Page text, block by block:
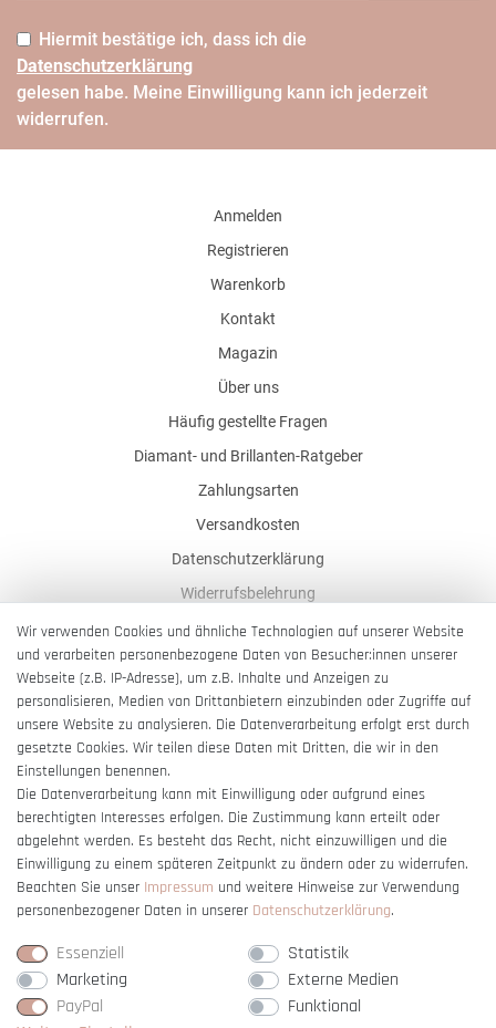
Hiermit bestätige ich, dass ich die
Daten­schutz­erklärung
gelesen habe. Meine Einwilligung kann ich jederzeit
widerrufen.
Anmelden
Registrieren
Warenkorb
Kontakt
Magazin
Über uns
Häufig gestellte Fragen
Diamant- und Brillanten-Ratgeber
Zahlungsarten
Versandkosten
Datenschutzerklärung
Widerrufsbelehrung
AGB
Impressum
Barrierefreiheitserklärung
Vertrag widerrufen
Wir verwenden Cookies und ähnliche Technologien auf unserer Website
und verarbeiten personenbezogene Daten von Besucher:innen unserer
Webseite (z.B. IP-Adresse), um z.B. Inhalte und Anzeigen zu
personalisieren, Medien von Drittanbietern einzubinden oder Zugriffe auf
unsere Website zu analysieren. Die Datenverarbeitung erfolgt erst durch
gesetzte Cookies. Wir teilen diese Daten mit Dritten, die wir in den
Einstellungen benennen.
Die Datenverarbeitung kann mit Einwilligung oder aufgrund eines
berechtigten Interesses erfolgen. Die Zustimmung kann erteilt oder
abgelehnt werden. Es besteht das Recht, nicht einzuwilligen und die
Einwilligung zu einem späteren Zeitpunkt zu ändern oder zu widerrufen.
Beachten Sie unser Impressum und weitere Hinweise zur Verwendung
personenbezogener Daten in unserer Daten­schutz­erklärung.
Essenziell
Statistik
Marketing
Externe Medien
PayPal
Funktional